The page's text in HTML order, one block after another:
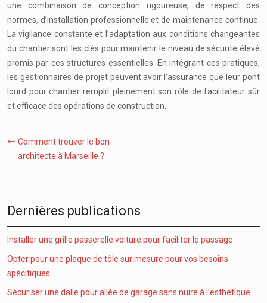
une combinaison de conception rigoureuse, de respect des
normes, d’installation professionnelle et de maintenance continue.
La vigilance constante et l’adaptation aux conditions changeantes
du chantier sont les clés pour maintenir le niveau de sécurité élevé
promis par ces structures essentielles. En intégrant ces pratiques,
les gestionnaires de projet peuvent avoir l’assurance que leur pont
lourd pour chantier remplit pleinement son rôle de facilitateur sûr
et efficace des opérations de construction.
Comment trouver le bon
architecte à Marseille ?
Dernières publications
Installer une grille passerelle voiture pour faciliter le passage
Opter pour une plaque de tôle sur mesure pour vos besoins
spécifiques
Sécuriser une dalle pour allée de garage sans nuire à l’esthétique